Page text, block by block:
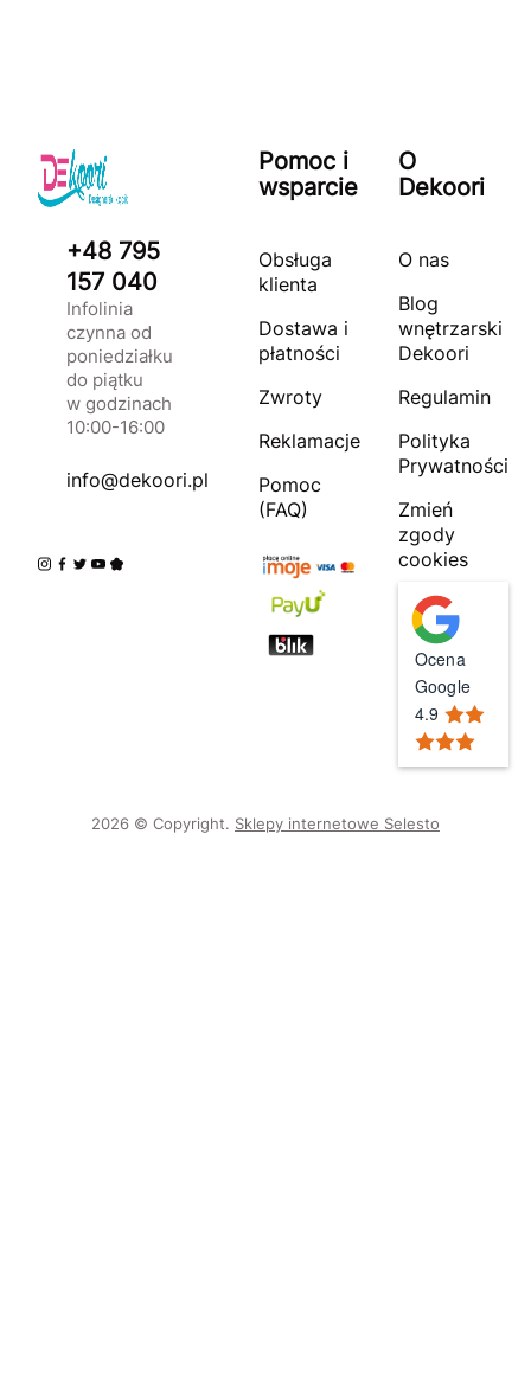
+48 795
157 040
Infolinia
czynna od
poniedziałku
do piątku
w godzinach
10:00-16:00
info@dekoori.pl
Pomoc i
wsparcie
Obsługa
klienta
Dostawa i
płatności
Zwroty
Reklamacje
Pomoc
(FAQ)
O
Dekoori
O nas
Blog
wnętrzarski
Dekoori
Regulamin
Polityka
Prywatności
Zmień
zgody
cookies
Ocena
Google
4.9
2026 © Copyright. Sklepy internetowe Selesto